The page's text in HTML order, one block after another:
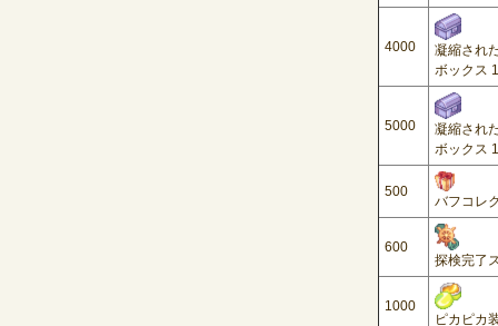
4000
凝縮され
ボックス
5000
凝縮され
ボックス
500
バフコレ
600
探検完了
1000
ピカピカ